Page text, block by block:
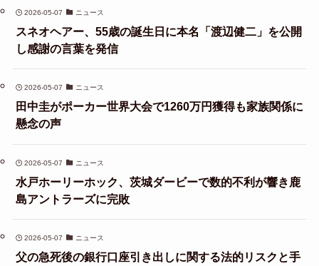
2026-05-07 ニュース
スネオヘアー、55歳の誕生日に本名「渡辺健二」を公開
し感謝の言葉を発信
2026-05-07 ニュース
田中圭がポーカー世界大会で1260万円獲得も家族関係に
懸念の声
2026-05-07 ニュース
水戸ホーリーホック、茨城ダービーで数的不利が響き鹿
島アントラーズに完敗
2026-05-07 ニュース
父の急死後の銀行口座引き出しに関する法的リスクと手